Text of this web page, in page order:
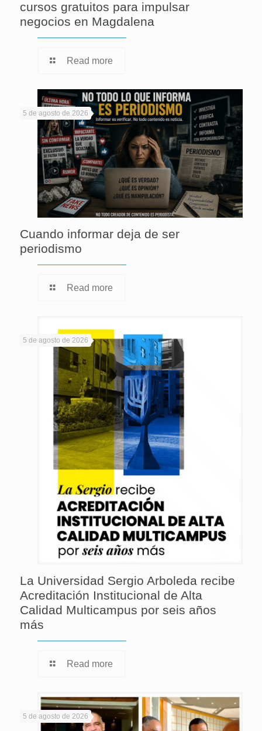
cursos gratuitos para impulsar
negocios en Magdalena
Read more
5 de agosto de 2026
Cuando informar deja de ser
periodismo
Read more
5 de agosto de 2026
La Universidad Sergio Arboleda recibe
Acreditación Institucional de Alta
Calidad Multicampus por seis años
más
Read more
5 de agosto de 2026